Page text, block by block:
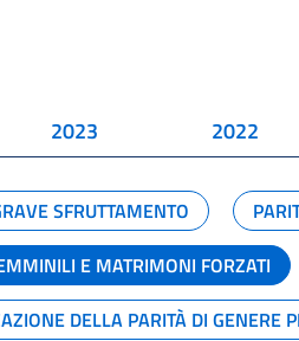
2023 2022
SFRUTTAMENTO
E MATRIMONI FORZATI
DELLA PARITÀ DI GENERE